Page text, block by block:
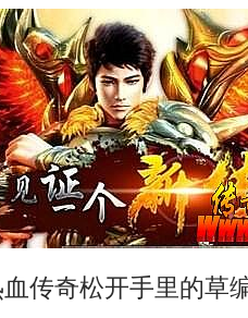
传奇松开手里的草